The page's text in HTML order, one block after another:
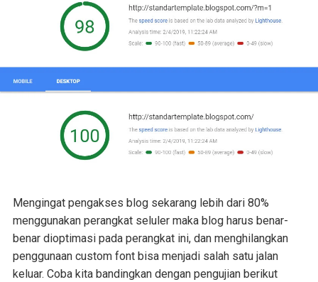
Mengingat pengakses blog sekarang lebih dari 80%
menggunakan perangkat seluler maka blog harus benar-
benar dioptimasi pada perangkat ini, dan menghilangkan
penggunaan custom font bisa menjadi salah satu jalan
keluar. Coba kita bandingkan dengan pengujian berikut